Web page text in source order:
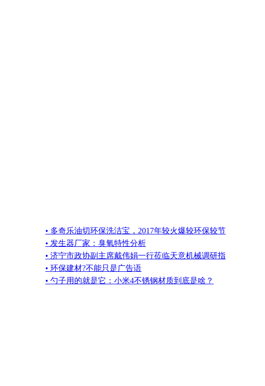
• 多奇乐油切环保洗洁宝，2017年较火爆较环保较节
• 发生器厂家：臭氧特性分析
• 济宁市政协副主席戴伟娟一行莅临天意机械调研指
• 环保建材?不能只是广告语
• 勺子用的就是它：小米4不锈钢材质到底是啥？